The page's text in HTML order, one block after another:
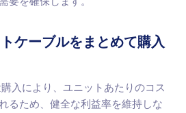
ケーブルをまとめて購入
入により、ユニットあたりのコス
るため、健全な利益率を維持しな